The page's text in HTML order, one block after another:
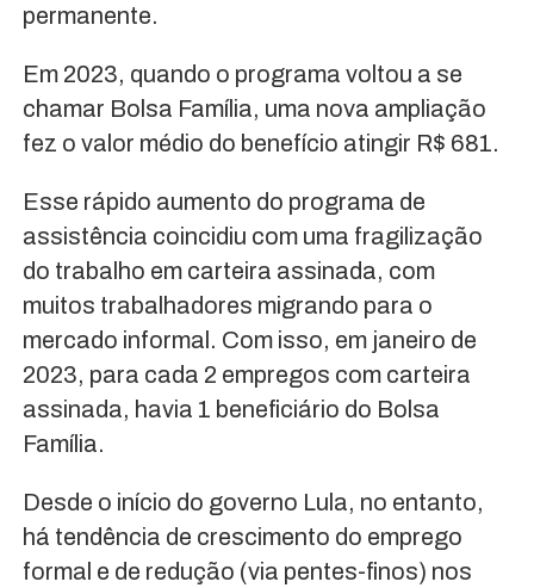
permanente.
Em 2023, quando o programa voltou a se
chamar Bolsa Família, uma nova ampliação
fez o valor médio do benefício atingir R$ 681.
Esse rápido aumento do programa de
assistência coincidiu com uma fragilização
do trabalho em carteira assinada, com
muitos trabalhadores migrando para o
mercado informal. Com isso, em janeiro de
2023, para cada 2 empregos com carteira
assinada, havia 1 beneficiário do Bolsa
Família.
Desde o início do governo Lula, no entanto,
há tendência de crescimento do emprego
formal e de redução (via pentes-finos) nos